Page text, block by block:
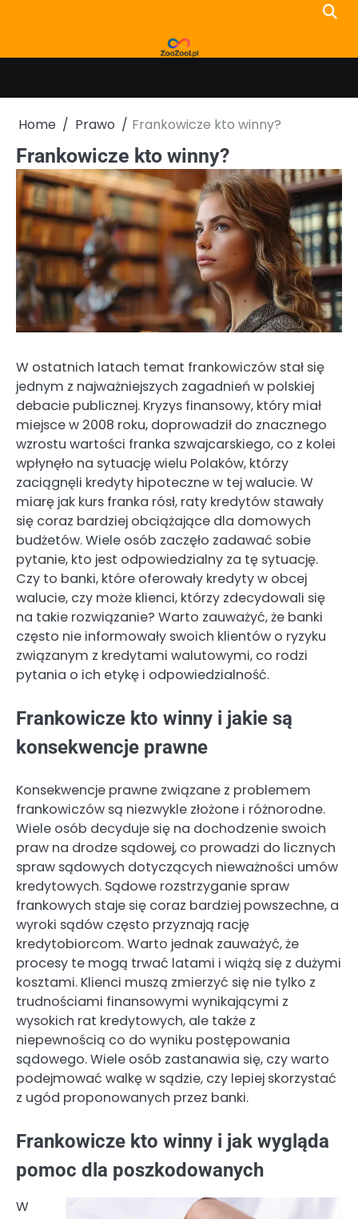
Home Prawo Frankowicze kto winny?
Frankowicze kto winny?
W ostatnich latach temat frankowiczów stał się
jednym z najważniejszych zagadnień w polskiej
debacie publicznej. Kryzys finansowy, który miał
miejsce w 2008 roku, doprowadził do znacznego
wzrostu wartości franka szwajcarskiego, co z kolei
wpłynęło na sytuację wielu Polaków, którzy
zaciągnęli kredyty hipoteczne w tej walucie. W
miarę jak kurs franka rósł, raty kredytów stawały
się coraz bardziej obciążające dla domowych
budżetów. Wiele osób zaczęło zadawać sobie
pytanie, kto jest odpowiedzialny za tę sytuację.
Czy to banki, które oferowały kredyty w obcej
walucie, czy może klienci, którzy zdecydowali się
na takie rozwiązanie? Warto zauważyć, że banki
często nie informowały swoich klientów o ryzyku
związanym z kredytami walutowymi, co rodzi
pytania o ich etykę i odpowiedzialność.
Frankowicze kto winny i jakie są
konsekwencje prawne
Konsekwencje prawne związane z problemem
frankowiczów są niezwykle złożone i różnorodne.
Wiele osób decyduje się na dochodzenie swoich
praw na drodze sądowej, co prowadzi do licznych
spraw sądowych dotyczących nieważności umów
kredytowych. Sądowe rozstrzyganie spraw
frankowych staje się coraz bardziej powszechne, a
wyroki sądów często przyznają rację
kredytobiorcom. Warto jednak zauważyć, że
procesy te mogą trwać latami i wiążą się z dużymi
kosztami. Klienci muszą zmierzyć się nie tylko z
trudnościami finansowymi wynikającymi z
wysokich rat kredytowych, ale także z
niepewnością co do wyniku postępowania
sądowego. Wiele osób zastanawia się, czy warto
podejmować walkę w sądzie, czy lepiej skorzystać
z ugód proponowanych przez banki.
Frankowicze kto winny i jak wygląda
pomoc dla poszkodowanych
W